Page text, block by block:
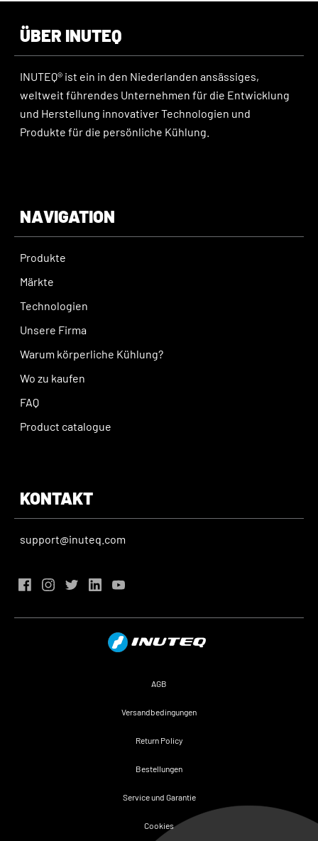
ÜBER INUTEQ
INUTEQ® ist ein in den Niederlanden ansässiges,
weltweit führendes Unternehmen für die Entwicklung
und Herstellung innovativer Technologien und
Produkte für die persönliche Kühlung.
NAVIGATION
Produkte
Märkte
Technologien
Unsere Firma
Warum körperliche Kühlung?
Wo zu kaufen
FAQ
Product catalogue
KONTAKT
support@inuteq.com
AGB
Versandbedingungen
Return Policy
Bestellungen
Service und Garantie
Cookies